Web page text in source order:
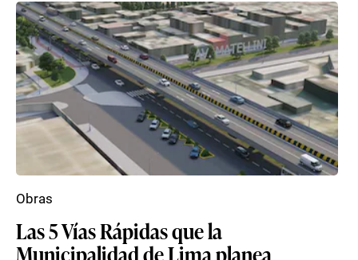
Las 5 Vías Rápidas que la
Municipalidad de Lima planea
Obras